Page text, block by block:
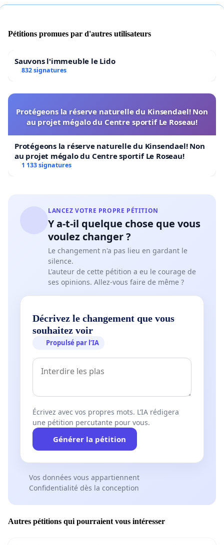
Pétitions promues par d'autres utilisateurs
Sauvons l'immeuble le Lido
832 signatures
Protégeons la réserve naturelle du Kinsendael! Non
au projet mégalo du Centre sportif Le Roseau!
Protégeons la réserve naturelle du Kinsendael! Non
au projet mégalo du Centre sportif Le Roseau!
1 133 signatures
LANCEZ VOTRE PROPRE PÉTITION
Y a-t-il quelque chose que vous
voulez changer ?
Le changement n'a pas lieu en gardant le
silence.
L'auteur de cette pétition a eu le courage de
ses opinions. Allez-vous faire de même ?
Décrivez le changement que vous
souhaitez voir
Propulsé par l’IA
Écrivez avec vos propres mots. L’IA rédigera
une pétition percutante pour vous.
Générer la pétition
Vos données vous appartiennent
Confidentialité dès la conception
Autres pétitions qui pourraient vous intéresser